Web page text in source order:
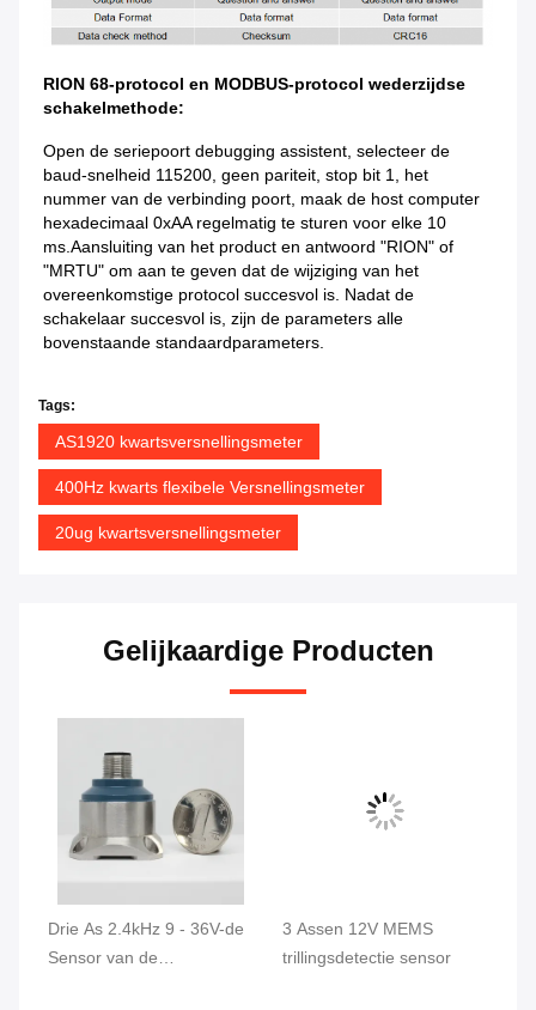
RION 68-protocol en MODBUS-protocol wederzijdse
schakelmethode:
Open de seriepoort debugging assistent, selecteer de
baud-snelheid 115200, geen pariteit, stop bit 1, het
nummer van de verbinding poort, maak de host computer
hexadecimaal 0xAA regelmatig te sturen voor elke 10
ms.Aansluiting van het product en antwoord "RION" of
"MRTU" om aan te geven dat de wijziging van het
overeenkomstige protocol succesvol is. Nadat de
schakelaar succesvol is, zijn de parameters alle
bovenstaande standaardparameters.
Tags:
AS1920 kwartsversnellingsmeter
400Hz kwarts flexibele Versnellingsmeter
20ug kwartsversnellingsmeter
Gelijkaardige Producten
Drie As 2.4kHz 9 - 36V-de
Sensor van de
3 Assen 12V MEMS
trillingsdetectie sensor